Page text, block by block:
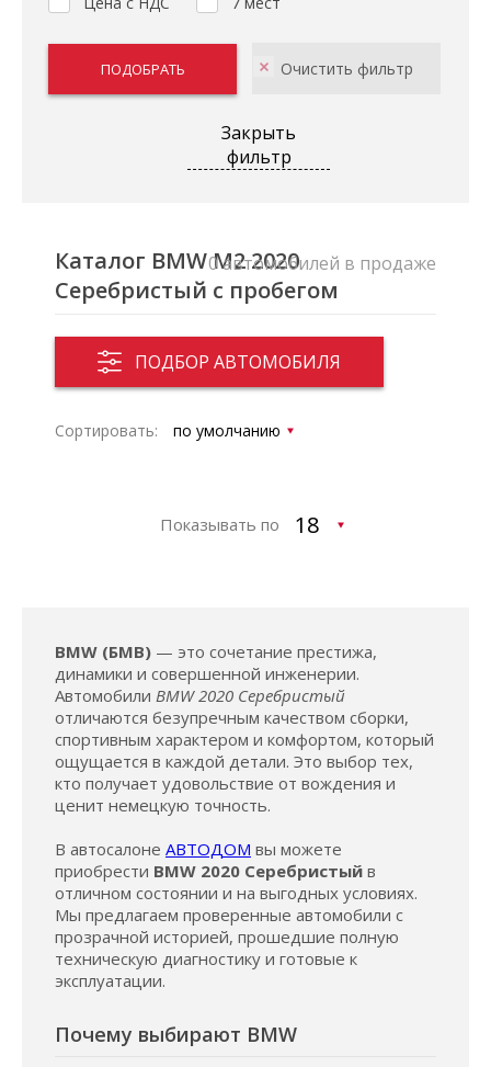
Закрыть
фильтр
Каталог BMW M2 2020
Серебристый с пробегом
ПОДБОР АВТОМОБИЛЯ
0 автомобилей в продаже
Сортировать:
Показывать по
BMW (БМВ) — это сочетание престижа,
динамики и совершенной инженерии.
Автомобили BMW 2020 Серебристый
отличаются безупречным качеством сборки,
спортивным характером и комфортом, который
ощущается в каждой детали. Это выбор тех,
кто получает удовольствие от вождения и
ценит немецкую точность.
В автосалоне АВТОДОМ вы можете
приобрести BMW 2020 Серебристый в
отличном состоянии и на выгодных условиях.
Мы предлагаем проверенные автомобили с
прозрачной историей, прошедшие полную
техническую диагностику и готовые к
эксплуатации.
Почему выбирают BMW